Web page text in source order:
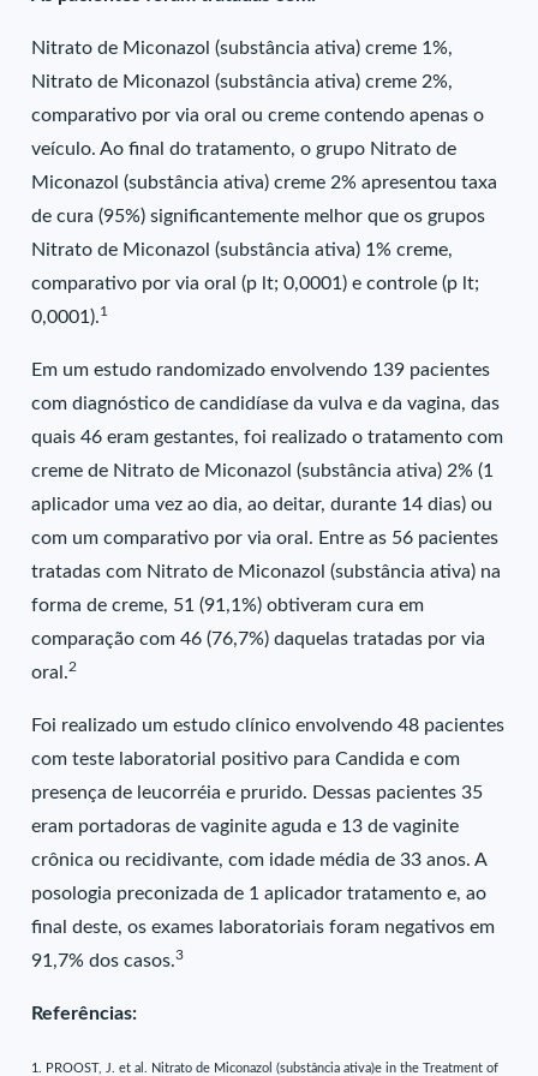
Nitrato de Miconazol (substância ativa) creme 1%,
Nitrato de Miconazol (substância ativa) creme 2%,
comparativo por via oral ou creme contendo apenas o
veículo. Ao final do tratamento, o grupo Nitrato de
Miconazol (substância ativa) creme 2% apresentou taxa
de cura (95%) significantemente melhor que os grupos
Nitrato de Miconazol (substância ativa) 1% creme,
comparativo por via oral (p lt; 0,0001) e controle (p lt;
0,0001).1
Em um estudo randomizado envolvendo 139 pacientes
com diagnóstico de candidíase da vulva e da vagina, das
quais 46 eram gestantes, foi realizado o tratamento com
creme de Nitrato de Miconazol (substância ativa) 2% (1
aplicador uma vez ao dia, ao deitar, durante 14 dias) ou
com um comparativo por via oral. Entre as 56 pacientes
tratadas com Nitrato de Miconazol (substância ativa) na
forma de creme, 51 (91,1%) obtiveram cura em
comparação com 46 (76,7%) daquelas tratadas por via
oral.2
Foi realizado um estudo clínico envolvendo 48 pacientes
com teste laboratorial positivo para Candida e com
presença de leucorréia e prurido. Dessas pacientes 35
eram portadoras de vaginite aguda e 13 de vaginite
crônica ou recidivante, com idade média de 33 anos. A
posologia preconizada de 1 aplicador tratamento e, ao
final deste, os exames laboratoriais foram negativos em
91,7% dos casos.3
Referências:
1. PROOST, J. et al. Nitrato de Miconazol (substância ativa)e in the Treatment of